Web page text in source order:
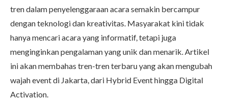
tren dalam penyelenggaraan acara semakin bercampur
dengan teknologi dan kreativitas. Masyarakat kini tidak
hanya mencari acara yang informatif, tetapi juga
menginginkan pengalaman yang unik dan menarik. Artikel
ini akan membahas tren-tren terbaru yang akan mengubah
wajah event di Jakarta, dari Hybrid Event hingga Digital
Activation.